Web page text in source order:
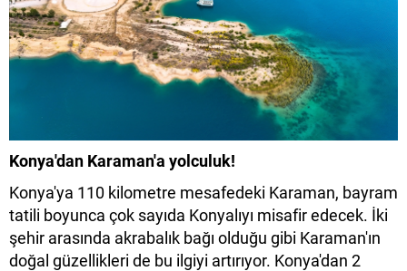
Konya'dan Karaman'a yolculuk!
Konya'ya 110 kilometre mesafedeki Karaman, bayram
tatili boyunca çok sayıda Konyalıyı misafir edecek. İki
şehir arasında akrabalık bağı olduğu gibi Karaman'ın
doğal güzellikleri de bu ilgiyi artırıyor. Konya'dan 2